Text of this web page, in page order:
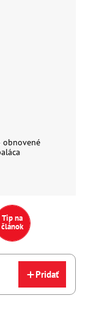
obnovené
Tip na
článok
Pridať